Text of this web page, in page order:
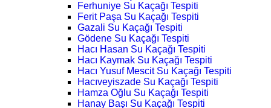
Ferhuniye Su Kaçağı Tespiti
Ferit Paşa Su Kaçağı Tespiti
Gazali Su Kaçağı Tespiti
Gödene Su Kaçağı Tespiti
Hacı Hasan Su Kaçağı Tespiti
Hacı Kaymak Su Kaçağı Tespiti
Hacı Yusuf Mescit Su Kaçağı Tespiti
Hacıveyiszade Su Kaçağı Tespiti
Hamza Oğlu Su Kaçağı Tespiti
Hanay Başı Su Kaçağı Tespiti